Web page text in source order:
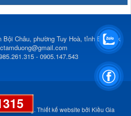
Châu, phường Tuy Hoà, tỉnh Đắk Lắk
- 0905.147.543
Tâm Đường. Thiết kế website bởi Kiều Gia